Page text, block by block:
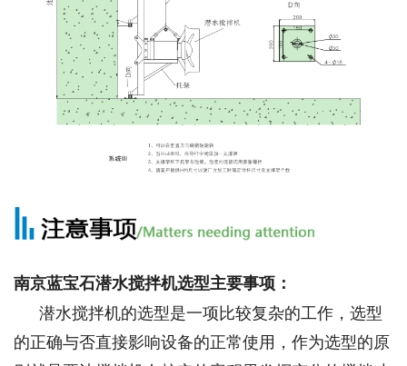
南京蓝宝石潜水搅拌机选型主要事项：
潜水搅拌机的选型是一项比较复杂的工作，选型
的正确与否直接影响设备的正常使用，作为选型的原